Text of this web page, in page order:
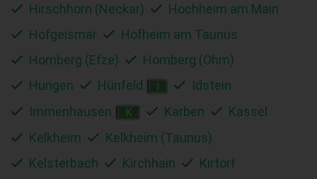
Hirschhorn (Neckar)
Hochheim am Main
Hofgeismar
Hofheim am Taunus
Homberg (Efze)
Homberg (Ohm)
Hungen
Hünfeld
Idstein
Immenhausen
K Karben
Kassel
Kelkheim
Kelkheim (Taunus)
Kelsterbach
Kirchhain
Kirtorf